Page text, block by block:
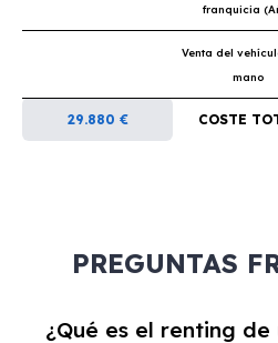
franquicia
Venta del
mano
29.880 € COSTE
PREGUNTAS
¿Qué es el renting de